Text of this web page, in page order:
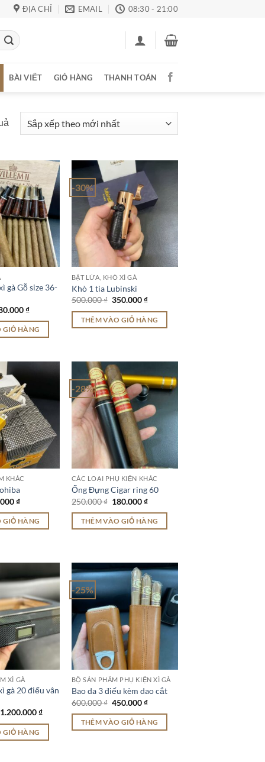
ĐỊA CHỈ EMAIL 08:30 - 21:00
BÀI VIẾT GIỎ HÀNG THANH TOÁN
Đã
sắp
theo
mới
nhất
gà Gỗ size 36-
₫.
₫Giá
tại
là:
GIỎ HÀNG
-30%
BẬT LỬA, KHÒ XÌ GÀ
Khò 1 tia Lubinski
500.000₫ Giá
là:
500.000 ₫.
350.000₫Giá
tại
là:
THÊM VÀO GIỎ HÀNG
KHÁC
₫.
₫Giá
tại
là:
GIỎ HÀNG
-28%
CÁC LOẠI PHỤ KIỆN KHÁC
Ống Đựng Cigar ring 60
250.000₫ Giá
là:
250.000 ₫.
180.000₫Giá
tại
là:
THÊM VÀO GIỎ HÀNG
XÌ GÀ
gà 20 điếu vân
Giá
là:
1.800.000 ₫.
1.200.000₫Giá
tại
GIỎ HÀNG
-25%
BỘ SẢN PHẨM PHỤ KIỆN XÌ GÀ
Bao da 3 điếu kèm dao cắt
600.000₫ Giá
là:
600.000 ₫.
450.000₫Giá
tại
là:
THÊM VÀO GIỎ HÀNG